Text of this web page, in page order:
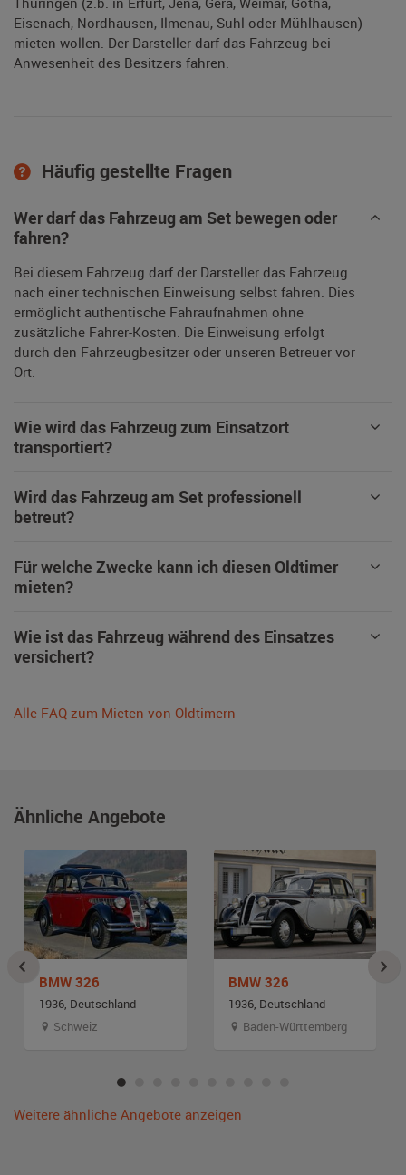
Eisenach, Nordhausen, Ilmenau, Suhl oder Mühlhausen)
mieten wollen. Der Darsteller darf das Fahrzeug bei
Anwesenheit des Besitzers fahren.
Häufig gestellte Fragen
Wer darf das Fahrzeug am Set bewegen oder
fahren?
Bei diesem Fahrzeug darf der Darsteller das Fahrzeug
nach einer technischen Einweisung selbst fahren. Dies
ermöglicht authentische Fahraufnahmen ohne
zusätzliche Fahrer-Kosten. Die Einweisung erfolgt
durch den Fahrzeugbesitzer oder unseren Betreuer vor
Ort.
Wie wird das Fahrzeug zum Einsatzort
transportiert?
Wird das Fahrzeug am Set professionell
betreut?
Für welche Zwecke kann ich diesen Oldtimer
mieten?
Wie ist das Fahrzeug während des Einsatzes
versichert?
Alle FAQ zum Mieten von Oldtimern
Ähnliche Angebote
BMW 326
1936, Deutschland
Schweiz
BMW 326
1936, Deutschland
Baden-Württemberg
Weitere ähnliche Angebote anzeigen